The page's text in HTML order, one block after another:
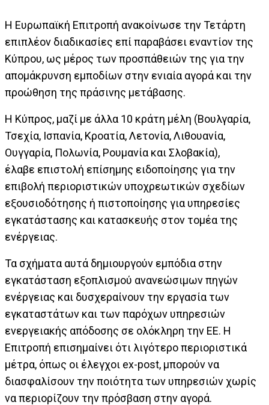
Η Ευρωπαϊκή Επιτροπή ανακοίνωσε την Τετάρτη
επιπλέον διαδικασίες επί παραβάσει εναντίον της
Κύπρου, ως μέρος των προσπάθειών της για την
απομάκρυνση εμποδίων στην ενιαία αγορά και την
προώθηση της πράσινης μετάβασης.
Η Κύπρος, μαζί με άλλα 10 κράτη μέλη (Βουλγαρία,
Τσεχία, Ισπανία, Κροατία, Λετονία, Λιθουανία,
Ουγγαρία, Πολωνία, Ρουμανία και Σλοβακία),
έλαβε επιστολή επίσημης ειδοποίησης για την
επιβολή περιοριστικών υποχρεωτικών σχεδίων
εξουσιοδότησης ή πιστοποίησης για υπηρεσίες
εγκατάστασης και κατασκευής στον τομέα της
ενέργειας.
Τα σχήματα αυτά δημιουργούν εμπόδια στην
εγκατάσταση εξοπλισμού ανανεώσιμων πηγών
ενέργειας και δυσχεραίνουν την εργασία των
εγκαταστάτων και των παρόχων υπηρεσιών
ενεργειακής απόδοσης σε ολόκληρη την ΕΕ. Η
Επιτροπή επισημαίνει ότι λιγότερο περιοριστικά
μέτρα, όπως οι έλεγχοι ex-post, μπορούν να
διασφαλίσουν την ποιότητα των υπηρεσιών χωρίς
να περιορίζουν την πρόσβαση στην αγορά.